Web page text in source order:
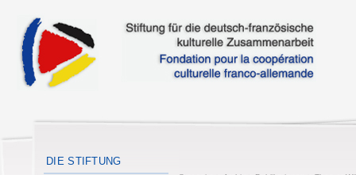
DIE STIFTUNG